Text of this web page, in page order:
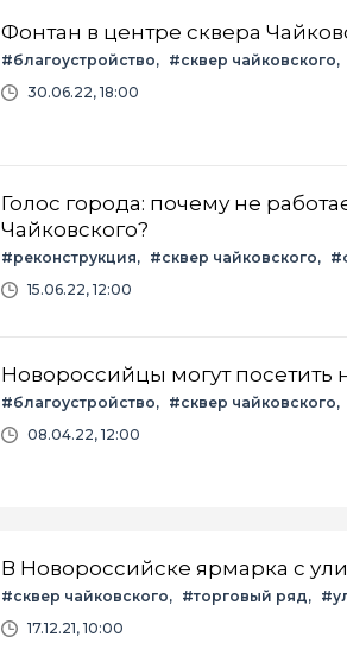
Фонтан в центре сквера
#благоустройство #сквер чайковского
30.06.22, 18:00
Голос города: почему не
Чайковского?
#реконструкция #сквер чайковского
15.06.22, 12:00
Новороссийцы могут посетить
#благоустройство #сквер чайковского
08.04.22, 12:00
В Новороссийске ярмарка с
#сквер чайковского #торговый ряд
17.12.21, 10:00